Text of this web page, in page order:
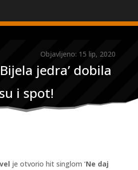
Objavljeno: 15 lip, 2020
jedra’ dobila
su i spot!
je otvorio hit singlom ‘Ne daj